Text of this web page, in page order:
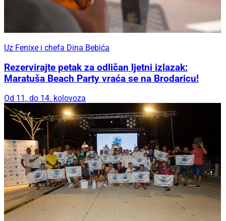
Uz Fenixe i chefa Dina Bebića
Rezervirajte petak za odličan ljetni izlazak:
Maratuša Beach Party vraća se na Brodaricu!
Od 11. do 14. kolovoza